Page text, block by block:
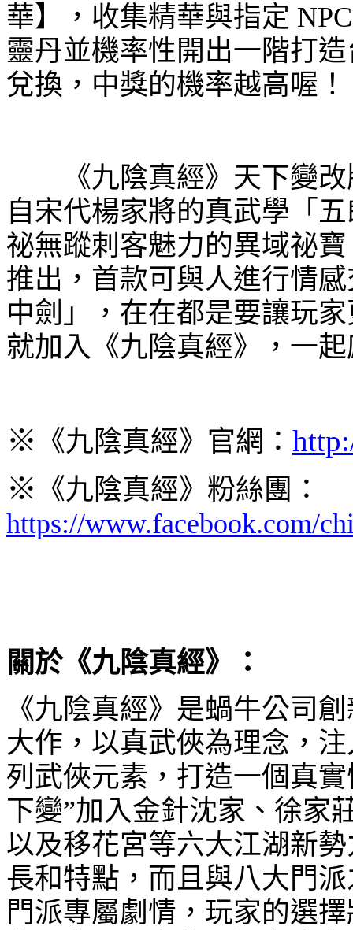
華】，收集精華與指定
靈丹並機率性開出一階打
兌換，中獎的機率越高喔！
《九陰真經》天下變改
自宋代楊家將的真武學「
祕無蹤刺客魅力的異域祕
推出，首款可與人進行情
中劍」，在在都是要讓玩
就加入《九陰真經》，一
※ 《九陰真經》官網：
※ 《九陰真經》粉絲團：
https://www.facebook.com/
關於《九陰真經》：
《九陰真經》是蝸牛公司
大作，以真武俠為理念，
列武俠元素，打造一個真
下變”加入金針沈家、徐家
以及移花宮等六大江湖新
長和特點，而且與八大門
門派專屬劇情，玩家的選